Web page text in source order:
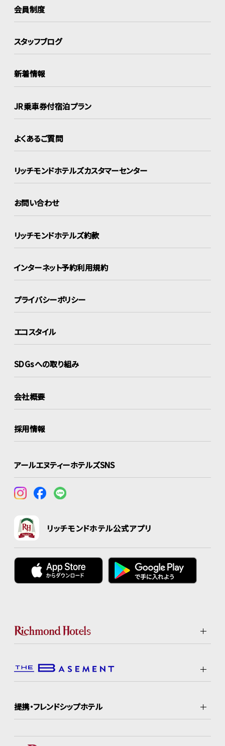
会員制度
スタッフブログ
新着情報
JR乗車券付宿泊プラン
よくあるご質問
リッチモンドホテルズカスタマーセンター
お問い合わせ
リッチモンドホテルズ約款
インターネット予約利用規約
プライバシーポリシー
エコスタイル
SDGsへの取り組み
会社概要
採用情報
アールエヌティーホテルズSNS
リッチモンドホテル公式アプリ
提携・フレンドシップホテル